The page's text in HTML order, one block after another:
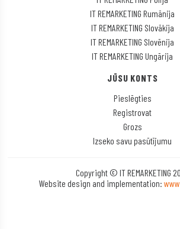
IT REMARKETING Rumānija
IT REMARKETING Slovākija
IT REMARKETING Slovēnija
IT REMARKETING Ungārija
JŪSU KONTS
Pieslēgties
Registrovat
Grozs
Izseko savu pasūtījumu
Copyright © IT REMARKETING
Website design and implementation: